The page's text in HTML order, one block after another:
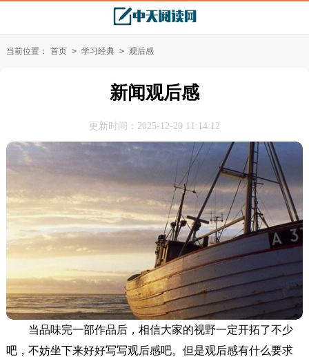
当前位置： 首页 > 学习经典 > 观后感
新闻观后感
更新时间：2025-12-20 11:14:12
当品味完一部作品后，相信大家的视野一定开拓了不少
吧，不妨坐下来好好写写观后感吧。但是观后感有什么要求